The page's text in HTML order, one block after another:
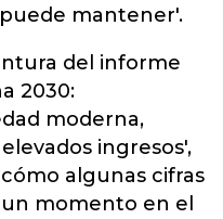
mantener'.
del informe
2030:
moderna,
ingresos',
algunas cifras
momento en el